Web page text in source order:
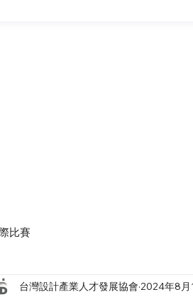
比賽
台灣設計產業人才發展協會 2024年8月